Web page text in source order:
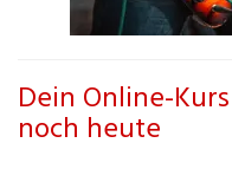
Dein Online-
noch heute